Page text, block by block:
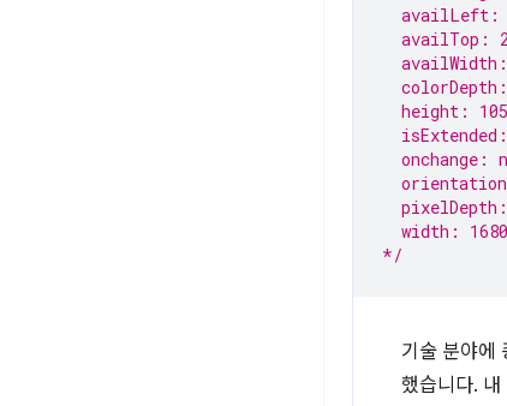
availLeft:
availTop:
height:
onchange:
  width: 1680
*/
기술 분야에
했습니다. 내